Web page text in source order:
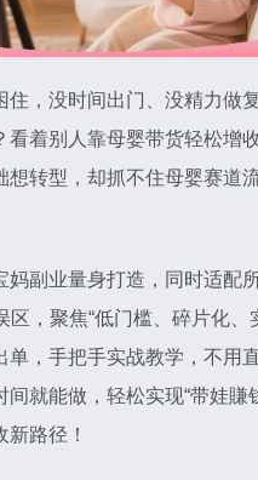
，没时间出门、没精力做
着别人靠母婴带货轻松增
转型，却抓不住母婴赛道
副业量身打造，同时适配
区，聚焦“低门槛、碎片化
，手把手实战教学，不用
就能做，轻松实现“带娃賺
路径！